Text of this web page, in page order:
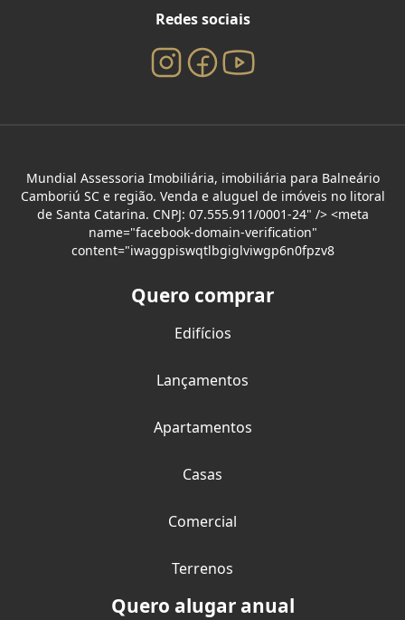
Redes sociais
Mundial Assessoria Imobiliária, imobiliária para Balneário
Camboriú SC e região. Venda e aluguel de imóveis no litoral
de Santa Catarina. CNPJ: 07.555.911/0001-24" /> <meta
name="facebook-domain-verification"
content="iwaggpiswqtlbgiglviwgp6n0fpzv8
Quero comprar
Edifícios
Lançamentos
Apartamentos
Casas
Comercial
Terrenos
Quero alugar anual